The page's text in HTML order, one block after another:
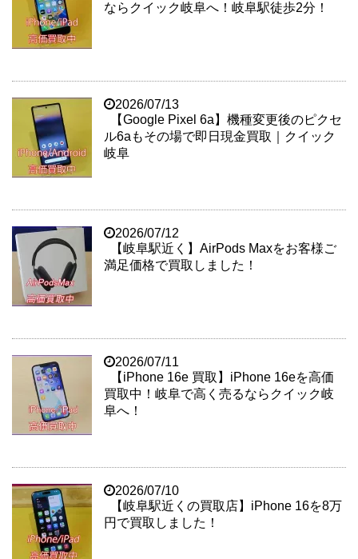
ならクイック岐阜へ！岐阜駅徒歩2分！
2026/07/13
【Google Pixel 6a】機種変更後のピクセ
ル6aもその場で即日現金買取｜クイック
岐阜
2026/07/12
【岐阜駅近く】AirPods Maxをお客様ご
満足価格で買取しました！
2026/07/11
【iPhone 16e 買取】iPhone 16eを高価
買取中！岐阜で高く売るならクイック岐
阜へ！
2026/07/10
【岐阜駅近くの買取店】iPhone 16を8万
円で買取しました！